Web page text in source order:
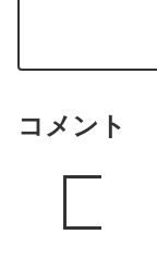
コメント